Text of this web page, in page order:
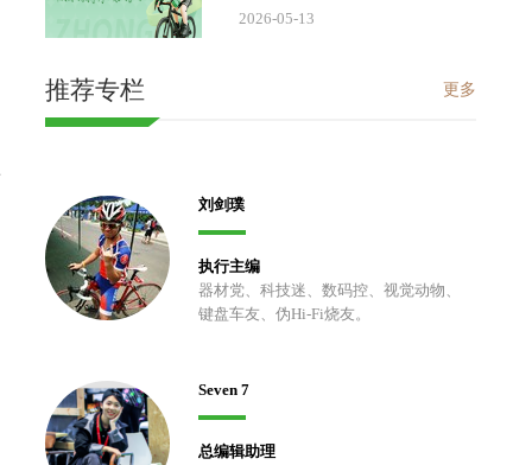
2026-05-13
推荐专栏 更多
刘剑璞
执行主编
器材党、科技迷、数码控、视觉动物、
键盘车友、伪Hi-Fi烧友。
Seven 7
总编辑助理